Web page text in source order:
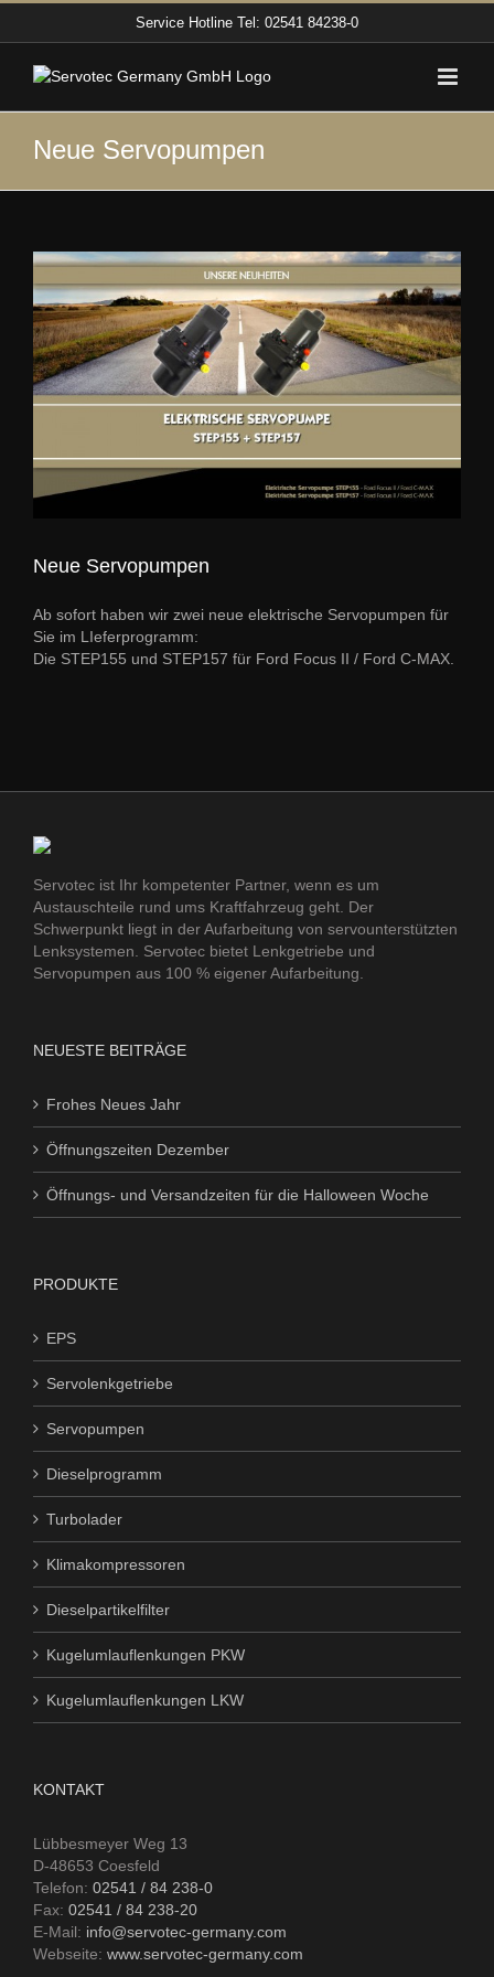
Service Hotline Tel: 02541 84238-0
Neue Servopumpen
Zeige
grösseres
Bild
Neue Servopumpen
Ab sofort haben wir zwei neue elektrische Servopumpen für
Sie im LIeferprogramm:
Die STEP155 und STEP157 für Ford Focus II / Ford C-MAX.
Servotec ist Ihr kompetenter Partner, wenn es um
Austauschteile rund ums Kraftfahrzeug geht. Der
Schwerpunkt liegt in der Aufarbeitung von servounterstützten
Lenksystemen. Servotec bietet Lenkgetriebe und
Servopumpen aus 100 % eigener Aufarbeitung.
NEUESTE BEITRÄGE
Frohes Neues Jahr
Öffnungszeiten Dezember
Öffnungs- und Versandzeiten für die Halloween Woche
PRODUKTE
EPS
Servolenkgetriebe
Servopumpen
Dieselprogramm
Turbolader
Klimakompressoren
Dieselpartikelfilter
Kugelumlauflenkungen PKW
Kugelumlauflenkungen LKW
KONTAKT
Lübbesmeyer Weg 13
D-48653 Coesfeld
Telefon: 02541 / 84 238-0
Fax: 02541 / 84 238-20
E-Mail: info@servotec-germany.com
Webseite: www.servotec-germany.com